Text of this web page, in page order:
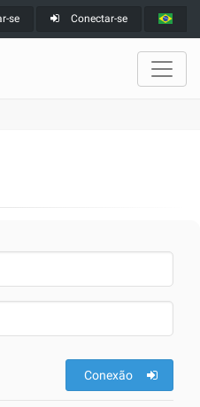
se Conectar-se
Conexão